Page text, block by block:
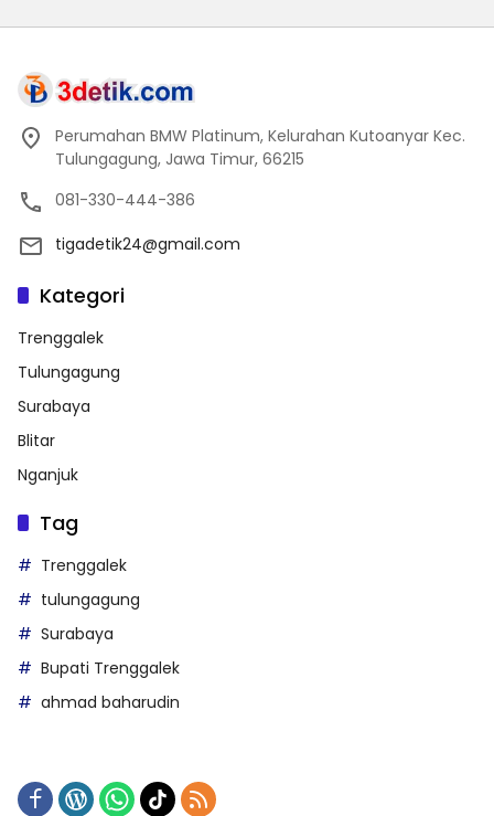
Perumahan BMW Platinum, Kelurahan Kutoanyar Kec.
Tulungagung, Jawa Timur, 66215
081-330-444-386
tigadetik24@gmail.com
Kategori
Trenggalek
Tulungagung
Surabaya
Blitar
Nganjuk
Tag
Trenggalek
tulungagung
Surabaya
Bupati Trenggalek
ahmad baharudin